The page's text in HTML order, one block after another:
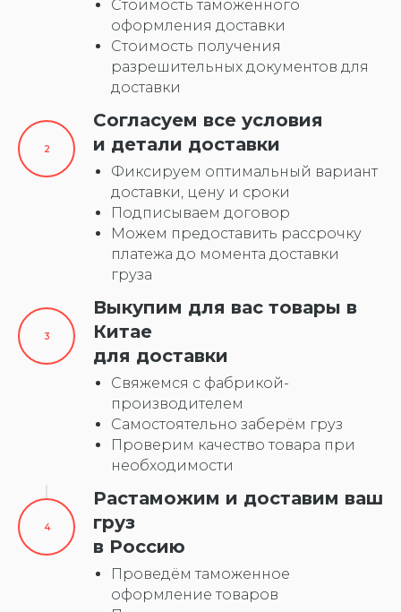
Стоимость таможенного
оформления доставки
Стоимость получения
разрешительных документов для
доставки
Согласуем все условия
и детали доставки
Фиксируем оптимальный вариант
доставки, цену и сроки
Подписываем договор
Можем предоставить рассрочку
платежа до момента доставки
груза
Выкупим для вас товары в
Китае
для доставки
Свяжемся с фабрикой-
производителем
Самостоятельно заберём груз
Проверим качество товара при
необходимости
Растаможим и доставим ваш
груз
в Россию
Проведём таможенное
оформление товаров